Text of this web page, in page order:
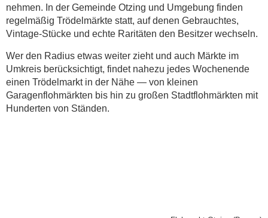
nehmen. In der Gemeinde Otzing und Umgebung finden
regelmäßig Trödelmärkte statt, auf denen Gebrauchtes,
Vintage-Stücke und echte Raritäten den Besitzer wechseln.
Wer den Radius etwas weiter zieht und auch Märkte im
Umkreis berücksichtigt, findet nahezu jedes Wochenende
einen Trödelmarkt in der Nähe — von kleinen
Garagenflohmärkten bis hin zu großen Stadtflohmärkten mit
Hunderten von Ständen.